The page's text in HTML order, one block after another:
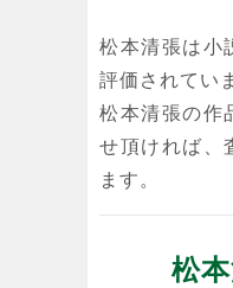
松本清張は小
評価されてい
松本清張の作
せ頂ければ、
ます。
松